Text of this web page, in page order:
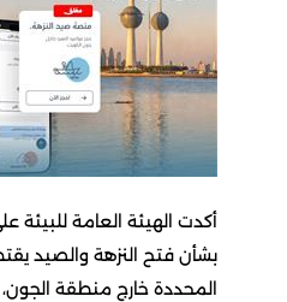
أكدت الهيئة العامة للبيئة
بشأن فتح النزهة والصيد
المحددة خارج منطقة